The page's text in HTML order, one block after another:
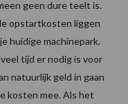
geen dure teelt is.
opstartkosten liggen
huidige machinepark.
tijd er nodig is voor
natuurlijk geld in gaan
kosten mee. Als het